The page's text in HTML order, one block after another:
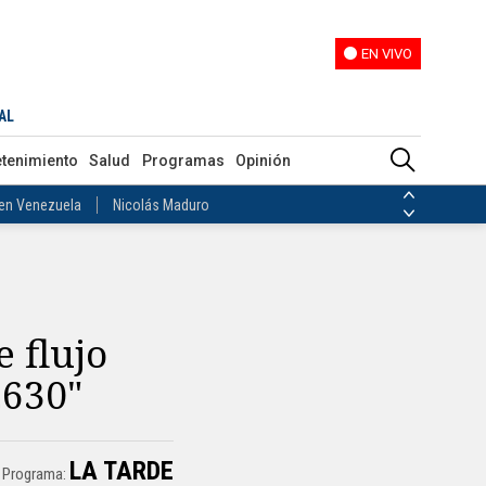
EN VIVO
Salud Programas Opinión
de las FARC
Venezuela Nicolás Maduro
Nicolás Maduro
flujo
Programa: LA TARDE